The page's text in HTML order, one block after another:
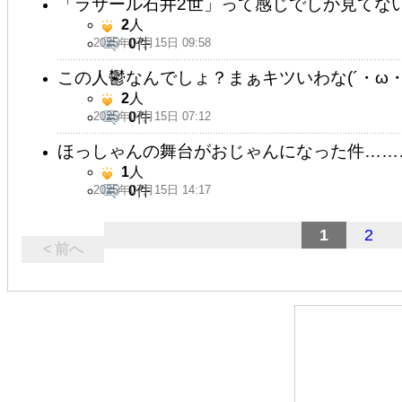
「ラサール石井2世」って感じでしか見てな
2025年07月15日 09:58
2人
0件
この人鬱なんでしょ？まぁキツいわな(´・ω
2025年07月15日 07:12
2人
0件
ほっしゃんの舞台がおじゃんになった件
2025年07月15日 14:17
1人
0件
< 前へ
1 2